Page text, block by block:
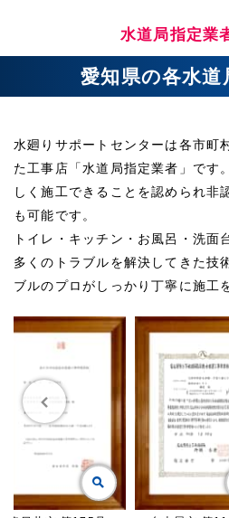
水道局指定業
愛知県の各水道
水廻りサポートセンターは各市町
た工事店「水道局指定業者」です
しく施工できることを認められ非
も可能です。
トイレ・キッチン・お風呂・洗面
多くのトラブルを解決してきた技
ブルのプロがしっかり丁寧に施工